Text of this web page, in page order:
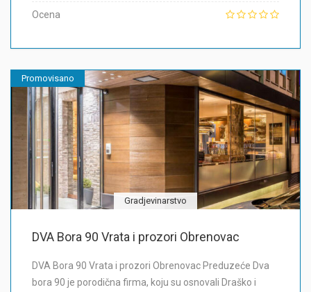
Ocena
Promovisano
Gradjevinarstvo
DVA Bora 90 Vrata i prozori Obrenovac
DVA Bora 90 Vrata i prozori Obrenovac Preduzeće Dva
bora 90 je porodična firma, koju su osnovali Draško i